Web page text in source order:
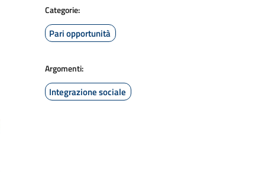
Categorie:
Pari opportunità
Argomenti:
Integrazione sociale